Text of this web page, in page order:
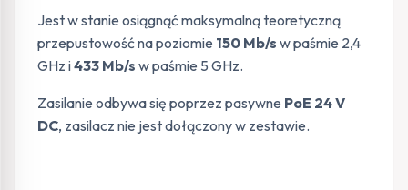
Jest w stanie osiągnąć maksymalną teoretyczną
przepustowość na poziomie 150 Mb/s w paśmie 2,4
GHz i433 Mb/s w paśmie 5 GHz.
Zasilanie odbywa się poprzez pasywne PoE 24 V
DC, zasilacz nie jest dołączony w zestawie.